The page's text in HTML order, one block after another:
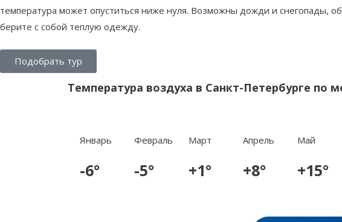
температура может опуститься ниже нуля. Возможны дожди и снегопады,
берите с собой теплую одежду.
Подобрать тур
Температура воздуха в Санкт-Петербурге по
Январь
-6°
Февраль
-5°
Март
+1°
Апрель
+8°
Май
+15°